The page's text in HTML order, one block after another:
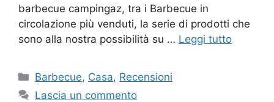
barbecue campingaz, tra i Barbecue in
circolazione più venduti, la serie di prodotti che
sono alla nostra possibilità su … Leggi tutto
Categorie
Barbecue, Casa, Recensioni
Lascia un commento